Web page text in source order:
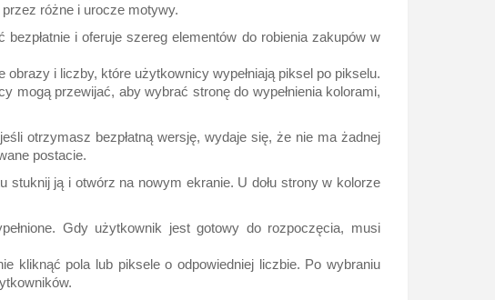
różne i urocze motywy.
i oferuje szereg elementów do robienia zakupów w
i liczby, które użytkownicy wypełniają piksel po pikselu.
mogą przewijać, aby wybrać stronę do wypełnienia kolorami,
otrzymasz bezpłatną wersję, wydaje się, że nie ma żadnej
postacie.
ją i otwórz na nowym ekranie. U dołu strony w kolorze
Gdy użytkownik jest gotowy do rozpoczęcia, musi
kliknąć pola lub piksele o odpowiedniej liczbie. Po wybraniu